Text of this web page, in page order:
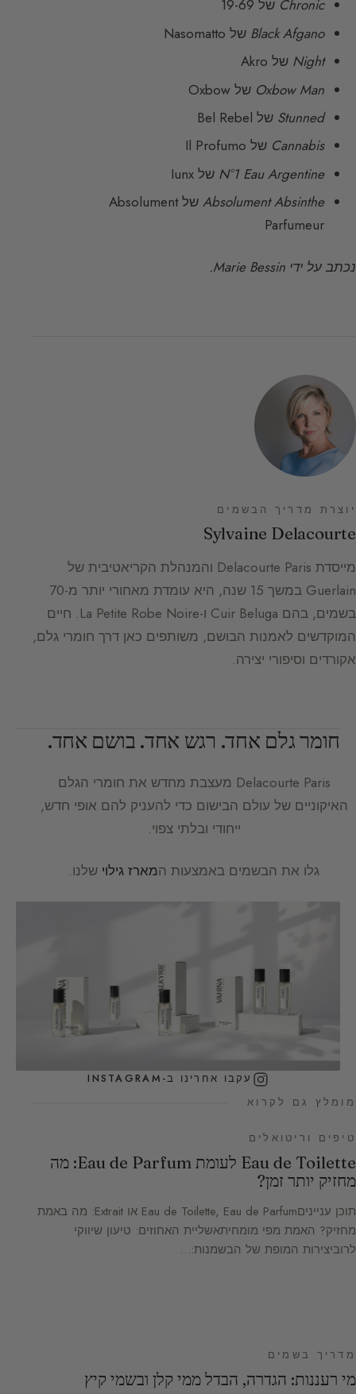
Chronic של 19-69
Black Afgano של Nasomatto
Night של Akro
Oxbow Man של Oxbow
Stunned של Bel Rebel
Cannabis של Il Profumo
N°1 Eau Argentine של Iunx
Absolument Absinthe
של Absolument
Parfumeur
נכתב על ידי Marie Bessin.
יוצרת מדריך הבשמים
Sylvaine Delacourte
מייסדת Delacourte Paris והמנהלת הקריאטיבית של
Guerlain במשך 15 שנה, היא עומדת מאחורי יותר מ-70
בשמים, בהם Cuir Beluga ו-La Petite Robe Noire. חיים
המוקדשים לאמנות הבושם, משותפים כאן דרך חומרי גלם,
אקורדים וסיפורי יצירה.
חומר גלם אחד. רגש אחד. בושם אחד.
Delacourte Paris מעצבת מחדש את חומרי הגלם
האיקוניים של עולם הבישום כדי להעניק להם אופי חדש,
ייחודי ובלתי צפוי.
גלו את הבשמים באמצעות המארז גילוי שלנו.
עקבו אחרינו ב-INSTAGRAM
מומלץ גם לקרוא
טיפים וריטואלים
Eau de Toilette לעומת Eau de Parfum: מה
מחזיק יותר זמן?
תוכן ענייניםEau de Toilette, Eau de Parfum או Extrait: מה באמת
מחזיק? האמת מפי מומחיתאשליית האחוזים: טיעון שיווקי
לרוביצירות המופת של הבשמנות:…
מדריך בשמים
מי רעננות: הגדרה, הבדל ממי קלן ובשמי קיץ